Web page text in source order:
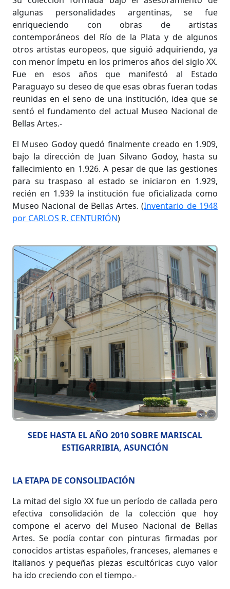
algunas personalidades argentinas, se fue
enriqueciendo con obras de artistas
contemporáneos del Río de la Plata y de algunos
otros artistas europeos, que siguió adquiriendo, ya
con menor ímpetu en los primeros años del siglo XX.
Fue en esos años que manifestó al Estado
Paraguayo su deseo de que esas obras fueran todas
reunidas en el seno de una institución, idea que se
sentó el fundamento del actual Museo Nacional de
Bellas Artes.-
El Museo Godoy quedó finalmente creado en 1.909,
bajo la dirección de Juan Silvano Godoy, hasta su
fallecimiento en 1.926. A pesar de que las gestiones
para su traspaso al estado se iniciaron en 1.929,
recién en 1.939 la institución fue oficializada como
Museo Nacional de Bellas Artes. (Inventario de 1948
por CARLOS R. CENTURIÓN)
SEDE HASTA EL AÑO 2010 SOBRE MARISCAL
ESTIGARRIBIA, ASUNCIÓN
LA ETAPA DE CONSOLIDACIÓN
La mitad del siglo XX fue un período de callada pero
efectiva consolidación de la colección que hoy
compone el acervo del Museo Nacional de Bellas
Artes. Se podía contar con pinturas firmadas por
conocidos artistas españoles, franceses, alemanes e
italianos y pequeñas piezas escultóricas cuyo valor
ha ido creciendo con el tiempo.-